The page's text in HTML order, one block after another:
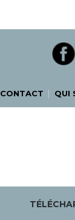
CONTACT | QUI